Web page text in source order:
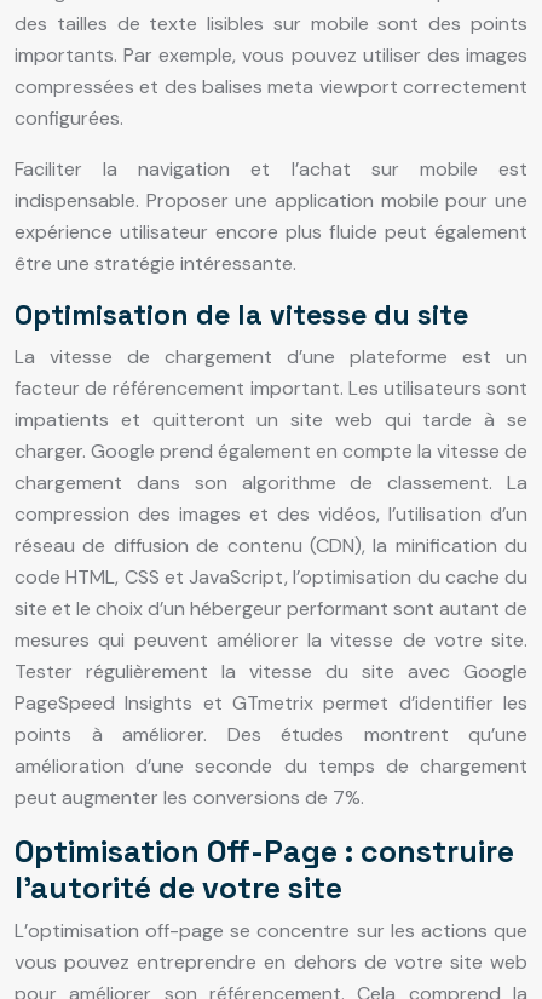
des tailles de texte lisibles sur mobile sont des points
importants. Par exemple, vous pouvez utiliser des images
compressées et des balises meta viewport correctement
configurées.
Faciliter la navigation et l’achat sur mobile est
indispensable. Proposer une application mobile pour une
expérience utilisateur encore plus fluide peut également
être une stratégie intéressante.
Optimisation de la vitesse du site
La vitesse de chargement d’une plateforme est un
facteur de référencement important. Les utilisateurs sont
impatients et quitteront un site web qui tarde à se
charger. Google prend également en compte la vitesse de
chargement dans son algorithme de classement. La
compression des images et des vidéos, l’utilisation d’un
réseau de diffusion de contenu (CDN), la minification du
code HTML, CSS et JavaScript, l’optimisation du cache du
site et le choix d’un hébergeur performant sont autant de
mesures qui peuvent améliorer la vitesse de votre site.
Tester régulièrement la vitesse du site avec Google
PageSpeed Insights et GTmetrix permet d’identifier les
points à améliorer. Des études montrent qu’une
amélioration d’une seconde du temps de chargement
peut augmenter les conversions de 7%.
Optimisation Off-Page : construire
l’autorité de votre site
L’optimisation off-page se concentre sur les actions que
vous pouvez entreprendre en dehors de votre site web
pour améliorer son référencement. Cela comprend la